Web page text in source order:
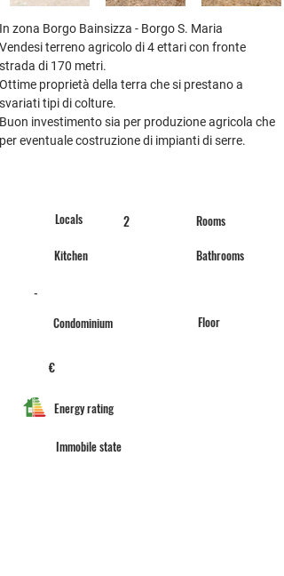
In zona Borgo Bainsizza - Borgo S. Maria
Vendesi terreno agricolo di 4 ettari con fronte
strada di 170 metri.
Ottime proprietà della terra che si prestano a
svariati tipi di colture.
Buon investimento sia per produzione agricola che
per eventuale costruzione di impianti di serre.
Locals
Kitchen
2
Rooms
Bathrooms
-
Condominium
€
Energy rating
Immobile state
Floor